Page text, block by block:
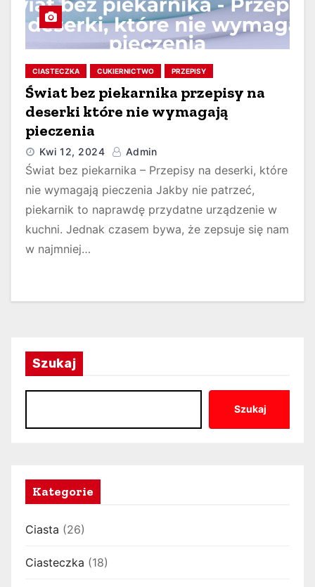
CIASTECZKA CUKIERNICTWO PRZEPISY
Świat bez piekarnika przepisy na
deserki które nie wymagają
pieczenia
Kwi 12, 2024 Admin
Świat bez piekarnika – Przepisy na deserki, które
nie wymagają pieczenia Jakby nie patrzeć,
piekarnik to naprawdę przydatne urządzenie w
kuchni. Jednak czasem bywa, że zepsuje się nam
w najmniej…
Szukaj
Szukaj
Kategorie
Ciasta (26)
Ciasteczka (18)